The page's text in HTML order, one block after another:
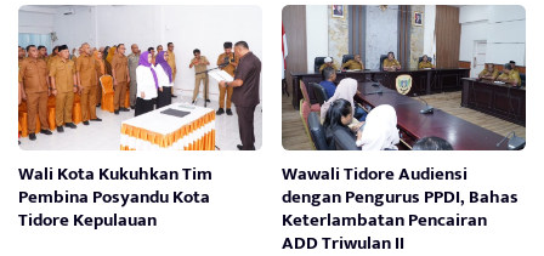
Wali Kota Kukuhkan Tim
Pembina Posyandu Kota
Tidore Kepulauan
Wawali Tidore Audiensi
dengan Pengurus PPDI, Bahas
Keterlambatan Pencairan
ADD Triwulan II